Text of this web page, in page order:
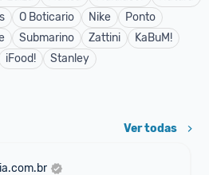
O Boticario Nike
Ponto
Submarino Zattini
KaBuM!
iFood! Stanley
Ver todas